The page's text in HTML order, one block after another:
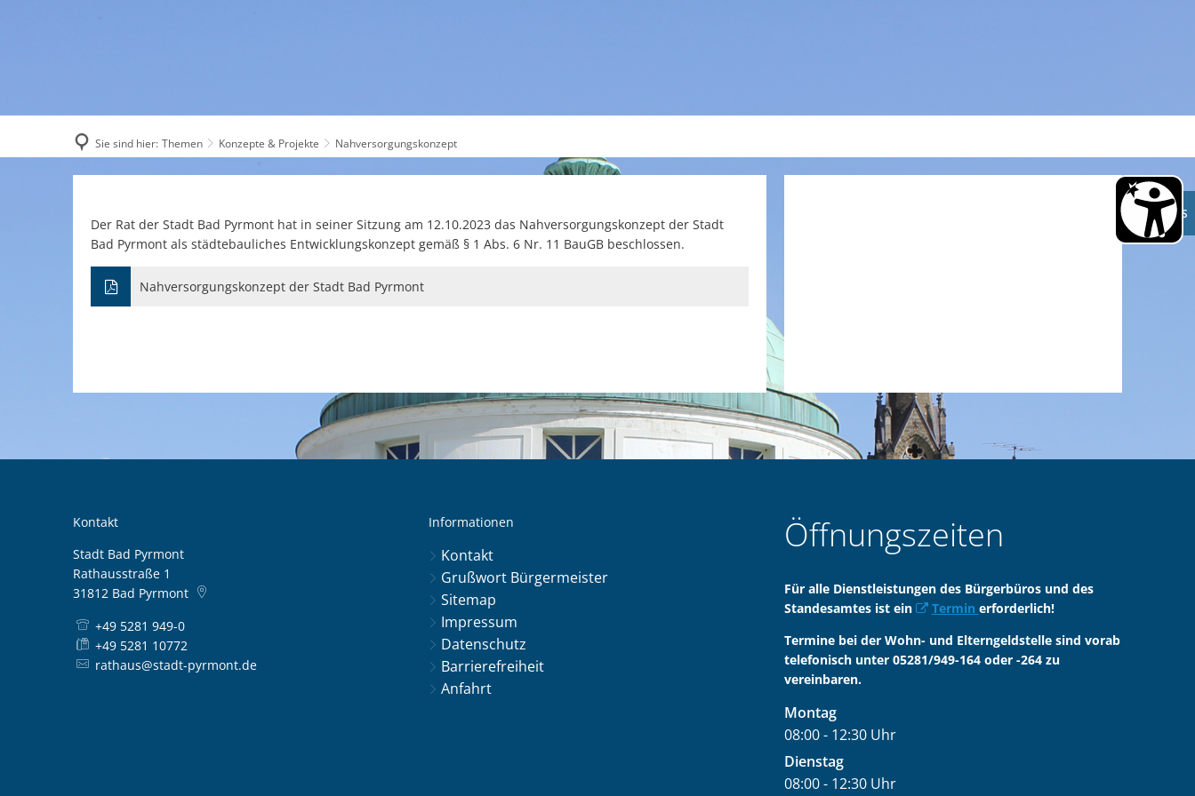
TOURISMUS
Sie sind hier: Themen Konzepte & Projekte Nahversorgungskonzept
Der Rat der Stadt Bad Pyrmont hat in seiner Sitzung am 12.10.2023 das Nahversorgungskonzept der Stadt
Bad Pyrmont als städtebauliches Entwicklungskonzept gemäß § 1 Abs. 6 Nr. 11 BauGB beschlossen.
Nahversorgungskonzept der Stadt Bad Pyrmont
Kontakt
Stadt Bad Pyrmont
Rathausstraße 1
31812 Bad Pyrmont
+49 5281 949-0
+49 5281 10772
rathaus@stadt-pyrmont.de
Informationen
Kontakt
Grußwort Bürgermeister
Sitemap
Impressum
Datenschutz
Barrierefreiheit
Anfahrt
Öffnungszeiten
Für alle Dienstleistungen des Bürgerbüros und des
Standesamtes ist ein
Termin erforderlich!
Termine bei der Wohn- und Elterngeldstelle sind vorab
telefonisch unter 05281/949-164 oder -264 zu
vereinbaren.
Montag
08:00- 12:30 Uhr
Von 08:00 bis 12:30 Uhr
Dienstag
08:00- 12:30 Uhr